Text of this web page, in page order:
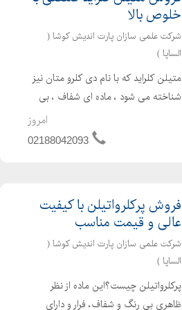
خلوص بالا
شرکت علمی سازان پارت اندیش کوشا (
الساپا )
متیلن کلراید که با نام دی کلرو متان نیز
شناخته می شود ، ماده ای شفاف ، بی
رنگ ، غیر محترقه و مایعی فرار بوده که
دارای فرمول مولکولی CH2CL2 و وزن
امروز
02188042093
فروش پرکلرواتیلن با کیفیت
عالی و قیمت مناسب
شرکت علمی سازان پارت اندیش کوشا (
الساپا )
پرکلرواتیلن چیست؟این ماده از نظر
ظاهری بی رنگ و شفاف، فرار و دارای